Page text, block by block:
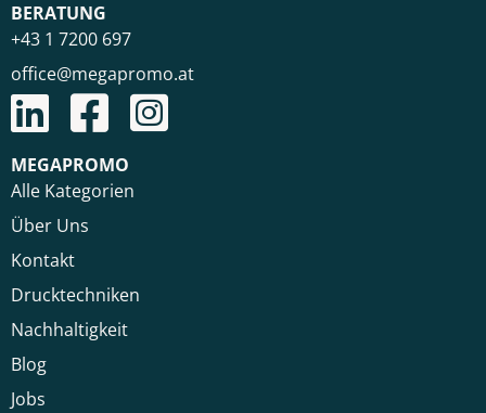
BERATUNG
+43 1 7200 697
office@megapromo.at
MEGAPROMO
Alle Kategorien
Über Uns
Kontakt
Drucktechniken
Nachhaltigkeit
Blog
Jobs